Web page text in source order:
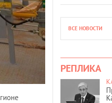
ВСЕ НОВОСТИ
РЕПЛИКА